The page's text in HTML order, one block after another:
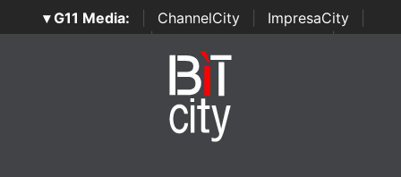
▾ G11 Media: ChannelCity ImpresaCity
SecurityOpenLab | Italian Channel Awards | Italian
Italian Security Awards